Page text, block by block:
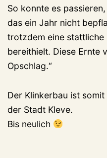
So konnte es
das ein Jahr nicht
trotzdem eine
bereithielt. Diese Ernte
Opschlag.“
Der Klinkerbau ist
der Stadt Kleve.
Bis neulich